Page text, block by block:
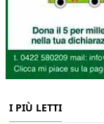
I PIÙ LETTI